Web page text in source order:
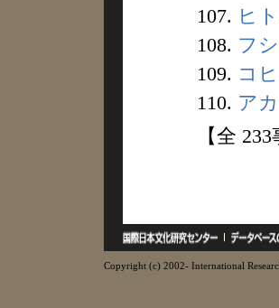
107. ヒ
108. フ
109. コ
110. ア
【全 233
Copyright (c) 2002- International